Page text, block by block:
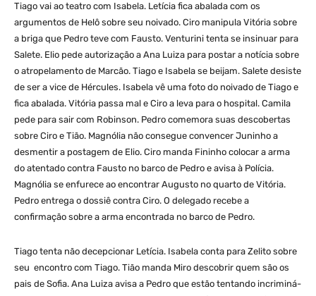
Tiago vai ao teatro com Isabela. Letícia fica abalada com os
argumentos de Helô sobre seu noivado. Ciro manipula Vitória sobre
a briga que Pedro teve com Fausto. Venturini tenta se insinuar para
Salete. Elio pede autorização a Ana Luiza para postar a notícia sobre
o atropelamento de Marcão. Tiago e Isabela se beijam. Salete desiste
de ser a vice de Hércules. Isabela vê uma foto do noivado de Tiago e
fica abalada. Vitória passa mal e Ciro a leva para o hospital. Camila
pede para sair com Robinson. Pedro comemora suas descobertas
sobre Ciro e Tião. Magnólia não consegue convencer Juninho a
desmentir a postagem de Elio. Ciro manda Fininho colocar a arma
do atentado contra Fausto no barco de Pedro e avisa à Polícia.
Magnólia se enfurece ao encontrar Augusto no quarto de Vitória.
Pedro entrega o dossiê contra Ciro. O delegado recebe a
confirmação sobre a arma encontrada no barco de Pedro.
Tiago tenta não decepcionar Letícia. Isabela conta para Zelito sobre
seu encontro com Tiago. Tião manda Miro descobrir quem são os
pais de Sofia. Ana Luiza avisa a Pedro que estão tentando incriminá-